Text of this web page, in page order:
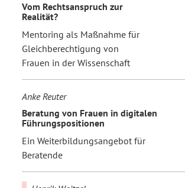
Vom Rechtsanspruch zur
Realität?
Mentoring als Maßnahme für
Gleichberechtigung von
Frauen in der Wissenschaft
Anke Reuter
Beratung von Frauen in digitalen
Führungspositionen
Ein Weiterbildungsangebot für
Beratende